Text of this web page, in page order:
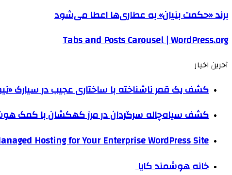
برند «حکمت بنیان» به عطاری‌ها اعطا می‌شود
Tabs and Posts Carousel | WordPress.org
آحرین اخبار
کشف یک قمر ناشناخته با ساختاری عجیب در سیارک
کشف سیاه‌چاله سرگردان در مرز کهکشان با کمک
Hosting for Your Enterprise WordPress Site
خانه هوشمند کایا